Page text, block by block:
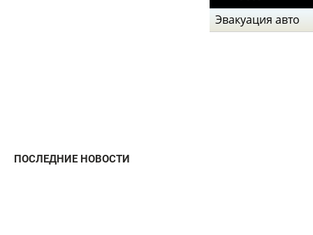
Эвакуация авто
ПОСЛЕДНИЕ НОВОСТИ